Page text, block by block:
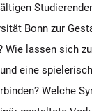
Bonn zur
Wie lassen sich
eine
Welche